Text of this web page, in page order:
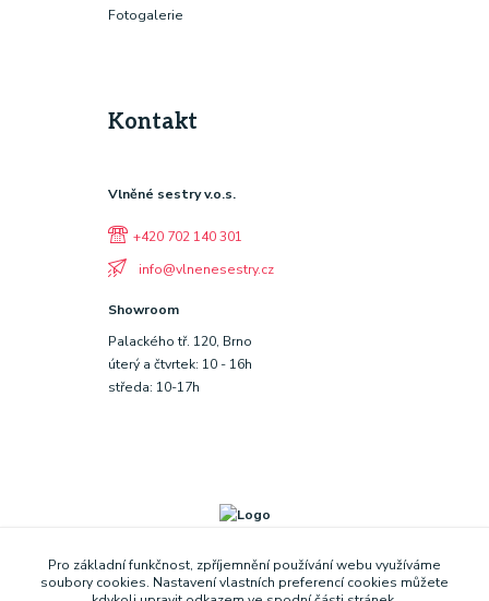
Fotogalerie
Kontakt
Vlněné sestry v.o.s.
+420 702 140 301
info@vlnenesestry.cz
Showroom
Palackého tř. 120, Brno
úterý a čtvrtek: 10 - 16h
středa: 10-17h
Pro základní funkčnost, zpříjemnění používání webu využíváme
soubory cookies. Nastavení vlastních preferencí cookies můžete